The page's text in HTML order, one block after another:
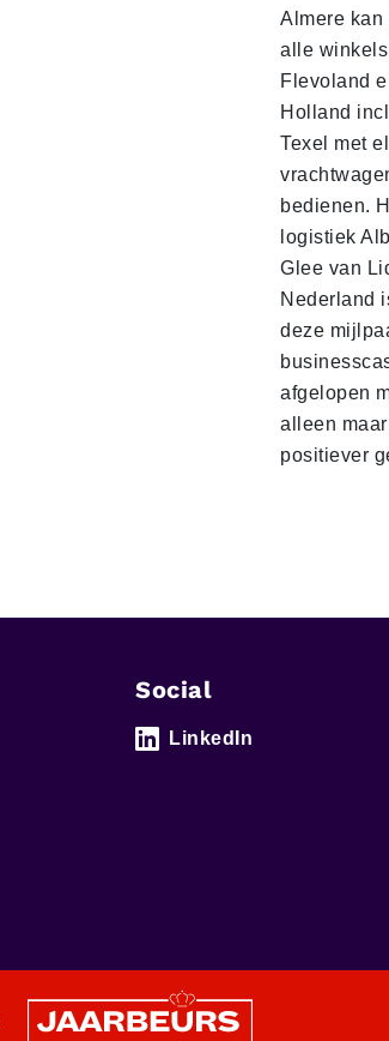
Almere
alle
Flevoland
Holland
Texel met
bedienen.
logistiek
Glee van
Nederland
deze
afgelopen
alleen maar
positiever
Social
LinkedIn